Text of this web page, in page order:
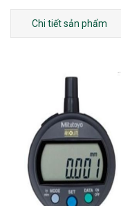
Chi tiết sản phẩm